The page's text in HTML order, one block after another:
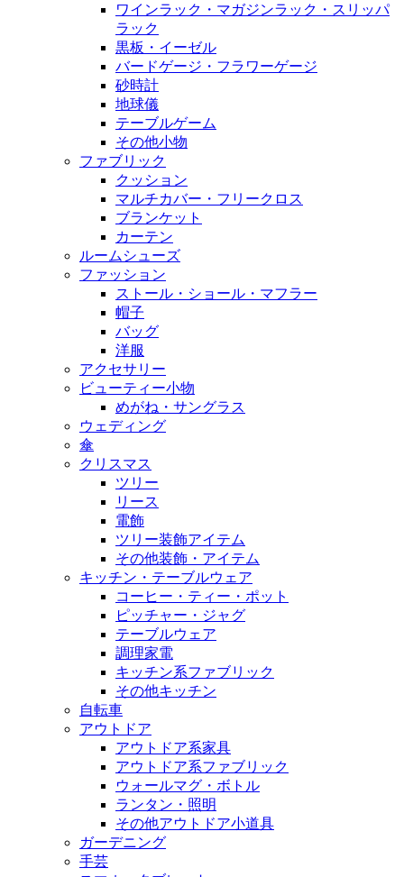
ワインラック・マガジンラック・スリッパ
ラック
黒板・イーゼル
バードゲージ・フラワーゲージ
砂時計
地球儀
テーブルゲーム
その他小物
ファブリック
クッション
マルチカバー・フリークロス
ブランケット
カーテン
ルームシューズ
ファッション
ストール・ショール・マフラー
帽子
バッグ
洋服
アクセサリー
ビューティー小物
めがね・サングラス
ウェディング
傘
クリスマス
ツリー
リース
電飾
ツリー装飾アイテム
その他装飾・アイテム
キッチン・テーブルウェア
コーヒー・ティー・ポット
ピッチャー・ジャグ
テーブルウェア
調理家電
キッチン系ファブリック
その他キッチン
自転車
アウトドア
アウトドア系家具
アウトドア系ファブリック
ウォールマグ・ボトル
ランタン・照明
その他アウトドア小道具
ガーデニング
手芸